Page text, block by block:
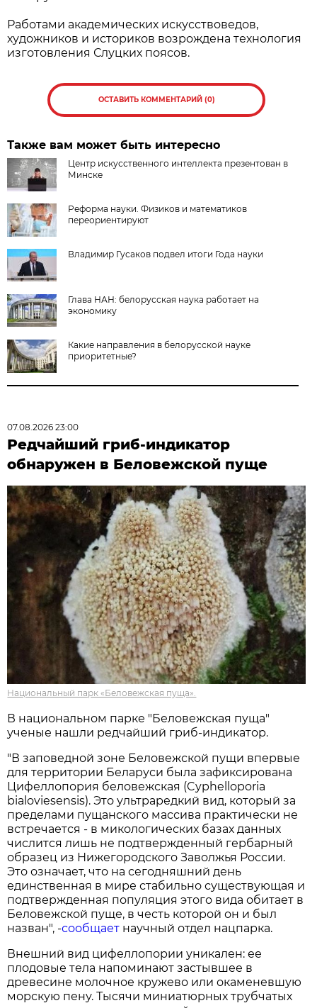
Работами академических искусствоведов,
художников и историков возрождена технология
изготовления Слуцких поясов.
ОСТАВИТЬ КОММЕНТАРИЙ (0)
Также вам может быть интересно
Центр искусственного интеллекта презентован в
Минске
Реформа науки. Физиков и математиков
переориентируют
Владимир Гусаков подвел итоги Года науки
Глава НАН: белорусская наука работает на
экономику
Какие направления в белорусской науке
приоритетные?
07.08.2026 23:00
Редчайший гриб-индикатор
обнаружен в Беловежской пуще
Национальный парк «Беловежская пуща».
В национальном парке "Беловежская пуща"
ученые нашли редчайший гриб-индикатор.
"В заповедной зоне Беловежской пущи впервые
для территории Беларуси была зафиксирована
Цифеллопория беловежская (Cyphelloporia
bialoviesensis). Это ультраредкий вид, который за
пределами пущанского массива практически не
встречается - в микологических базах данных
числится лишь не подтвержденный гербарный
образец из Нижегородского Заволжья России.
Это означает, что на сегодняшний день
единственная в мире стабильно существующая и
подтвержденная популяция этого вида обитает в
Беловежской пуще, в честь которой он и был
назван", -сообщает научный отдел нацпарка.
Внешний вид цифеллопории уникален: ее
плодовые тела напоминают застывшее в
древесине молочное кружево или окаменевшую
морскую пену. Тысячи миниатюрных трубчатых